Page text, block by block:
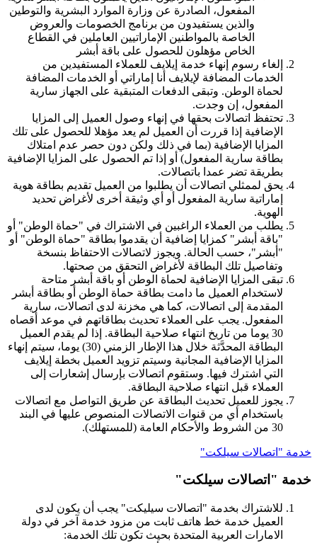
المفعول، الصادرة عن وزارة الموارد البشرية والتوطين
والذين يستفيدون من برنامج الخصومات والعروض
الخاصة بالمواطنين الإماراتيين العاملين في القطاع
الخاص مؤهلون للحصول على باقة أبشر
إلغاء رسوم إنهاء خدمة إيلايف للعملاء المستفيدين من
الخدمات المضافة لإيلايف أنا إماراتي أو الخدمات المضافة
لحماة الوطن. وتبقى الدفعات المتبقية على الجهاز سارية
المفعول، إن وجدت.
تحتفظ اتصالات بحقها في إنهاء وصول العميل إلى المزايا
الإضافية إذا قررت أن العميل لم يعد مؤهلا للحصول على تلك
المزايا الإضافية (بما في ذلك ولكن دون حصر عدم امتلاك
بطاقة سارية المفعول) أو إذا تم الحصول على المزايا الإضافية
بطريقة تضر عمدا باتصالات.
يحق لممثلي اتصالات أن يطلبوا من العميل تقديم بطاقة هوية
إماراتية سارية المفعول أو أي وثيقة أخرى لأغراض تحديد
الهوية.
يطلب من العملاء الراغبين في الاشتراك في "حماة الوطن" أو
"باقة أبشر" كمزايا إضافية أن يقدموا بطاقة "حماة الوطن" أو
"أبشر"، حسب الحالة. ويجوز لاتصالات الاحتفاظ بنسخة
وتفاصيل تلك البطاقة لأغراض التحقق من صحتها.
تبقى المزايا الإضافية لحماة الوطن أو باقة أبشر متاحة
لاستخدام العميل ما دامت بطاقة حماة الوطن أو بطاقة أبشر
المقدمة إلى اتصالات، كما هي مخزنة لدى اتصالات، سارية
المفعول. يجب على العملاء تحديث بطاقاتهم في موعد أقصاه
30 يوما من تاريخ انتهاء صلاحية البطاقة. إذا لم يقدم العميل
البطاقة المحدَّثة خلال هذا الإطار الزمني (30) يوما، سيتم إنهاء
المزايا الإضافية المجانية وسيتم تزويد العميل بخطة إيلايف
التي اشترك فيها. وستقوم اتصالات بإرسال إشعارات إلى
العملاء قبل انتهاء صلاحية البطاقة.
يجوز للعميل تحديث البطاقة عن طريق التواصل مع اتصالات
باستخدام أي من قنوات الاتصالات المنصوص عليها في البند
30 من الشروط والأحكام العامة (للمستهلك).
خدمة "اتصالات سيلكت"
خدمة "اتصالات سيلكت"
للاشتراك بخدمة "اتصالات سيليكت" يجب أن يكون لدى
العميل خدمة خط هاتف ثابت من مزود خدمة آخر في دولة
الامارات العربية المتحدة بحيث تكون تلك الخدمة: